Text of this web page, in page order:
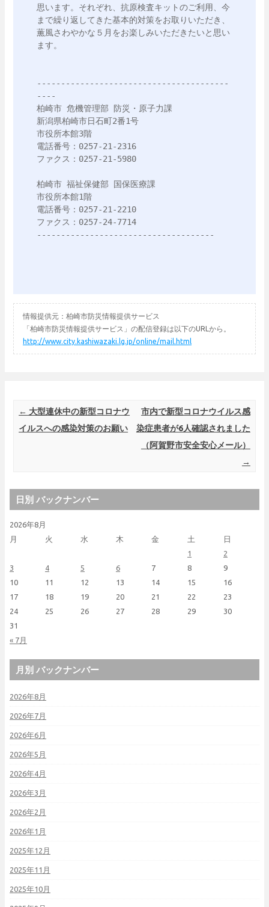
思います。それぞれ、抗原検査キットのご利用、今
まで繰り返してきた基本的対策をお取りいただき、
薫風さわやかな５月をお楽しみいただきたいと思い
ます。
----------------------------------------
----
柏崎市 危機管理部 防災・原子力課
新潟県柏崎市日石町2番1号
市役所本館3階
電話番号：0257-21-2316
ファクス：0257-21-5980
柏崎市 福祉保健部 国保医療課
市役所本館1階
電話番号：0257-21-2210
ファクス：0257-24-7714
-------------------------------------
情報提供元：柏崎市防災情報提供サービス
「柏崎市防災情報提供サービス」の配信登録は以下のURLから。
http://www.city.kashiwazaki.lg.jp/online/mail.html
Post navigation
← 大型連休中の新型コロナウ
イルスへの感染対策のお願い
市内で新型コロナウイルス感
染症患者が6人確認されました
（阿賀野市安全安心メール）
→
日別 バックナンバー
2026年8月
月
火 水 木 金 土 日
« 7月
1
2
3
4 5 6 7 8
9
10
11 12 13 14 15
16
17
18 19 20 21 22
23
24
25 26 27 28 29
30
31
月別 バックナンバー
2026年8月
2026年7月
2026年6月
2026年5月
2026年4月
2026年3月
2026年2月
2026年1月
2025年12月
2025年11月
2025年10月